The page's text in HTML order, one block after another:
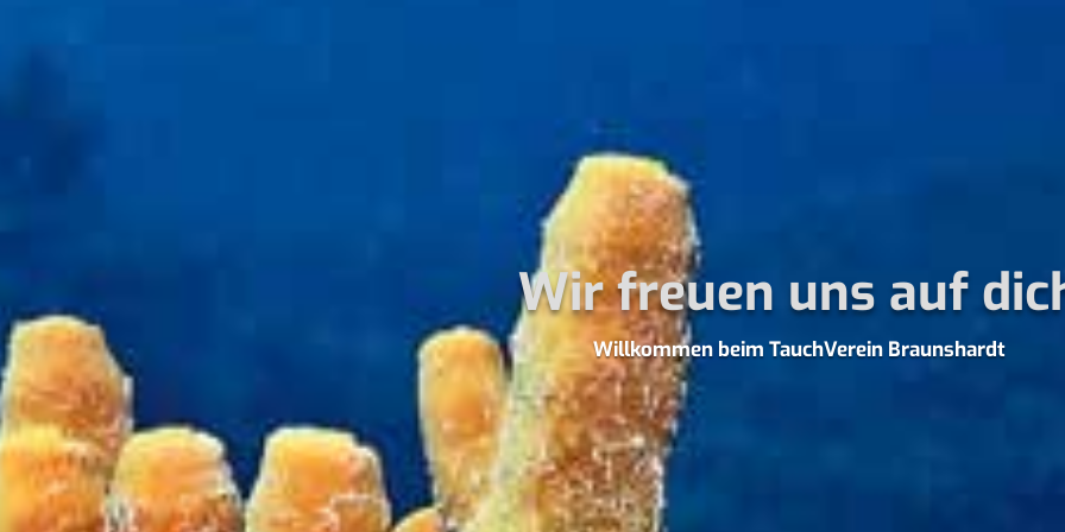
Wir freuen uns auf
Willkommen beim TauchVerein Braunshardt